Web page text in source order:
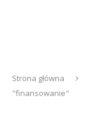
Strona główna
"finansowanie"